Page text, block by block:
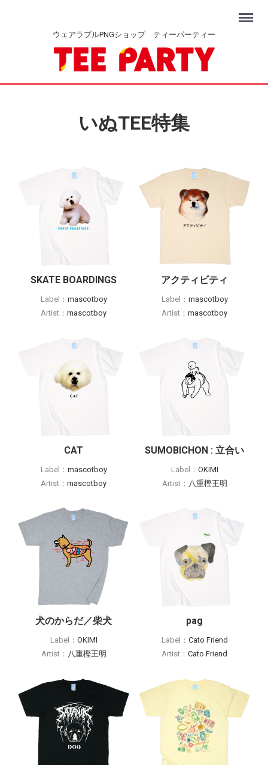
ウェアラブルPNGショップ ティーパーティー
Menu
いぬTEE特集
SKATE BOARDINGS
Label： mascotboy
Artist： mascotboy
アクティビティ
Label： mascotboy
Artist： mascotboy
CAT
Label： mascotboy
Artist： mascotboy
SUMOBICHON : 立合い
Label： OKIMI
Artist： 八重樫王明
犬のからだ／柴犬
Label： OKIMI
Artist： 八重樫王明
pag
Label： Cato Friend
Artist： Cato Friend